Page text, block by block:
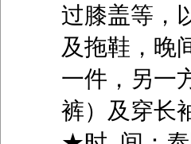
过膝盖等，
及拖鞋，晚
一件，另一
裤）及穿长